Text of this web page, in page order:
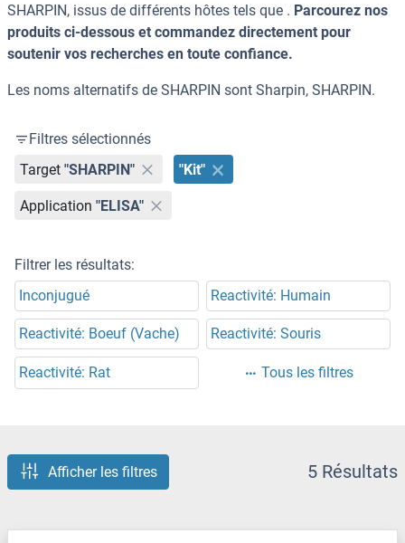
SHARPIN, issus de différents hôtes tels que . Parcourez nos
produits ci-dessous et commandez directement pour
soutenir vos recherches en toute confiance.
Les noms alternatifs de SHARPIN sont Sharpin, SHARPIN.
Filtres sélectionnés
Target "SHARPIN" "Kit"
Application "ELISA"
Filtrer les résultats:
Inconjugué
Reactivité: Humain
Reactivité: Boeuf (Vache) Reactivité: Souris
Reactivité: Rat Tous les filtres
Afficher les filtres 5 Résultats